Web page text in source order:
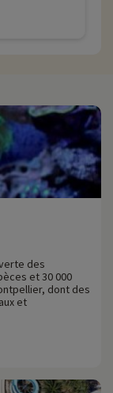
des
et 30 000
dont des
et